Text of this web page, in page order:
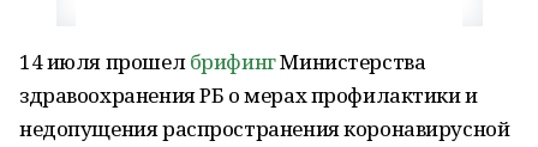
14 июля прошелбрифингМинистерства
здравоохранения РБ о мерах профилактики и
недопущения распространения коронавирусной